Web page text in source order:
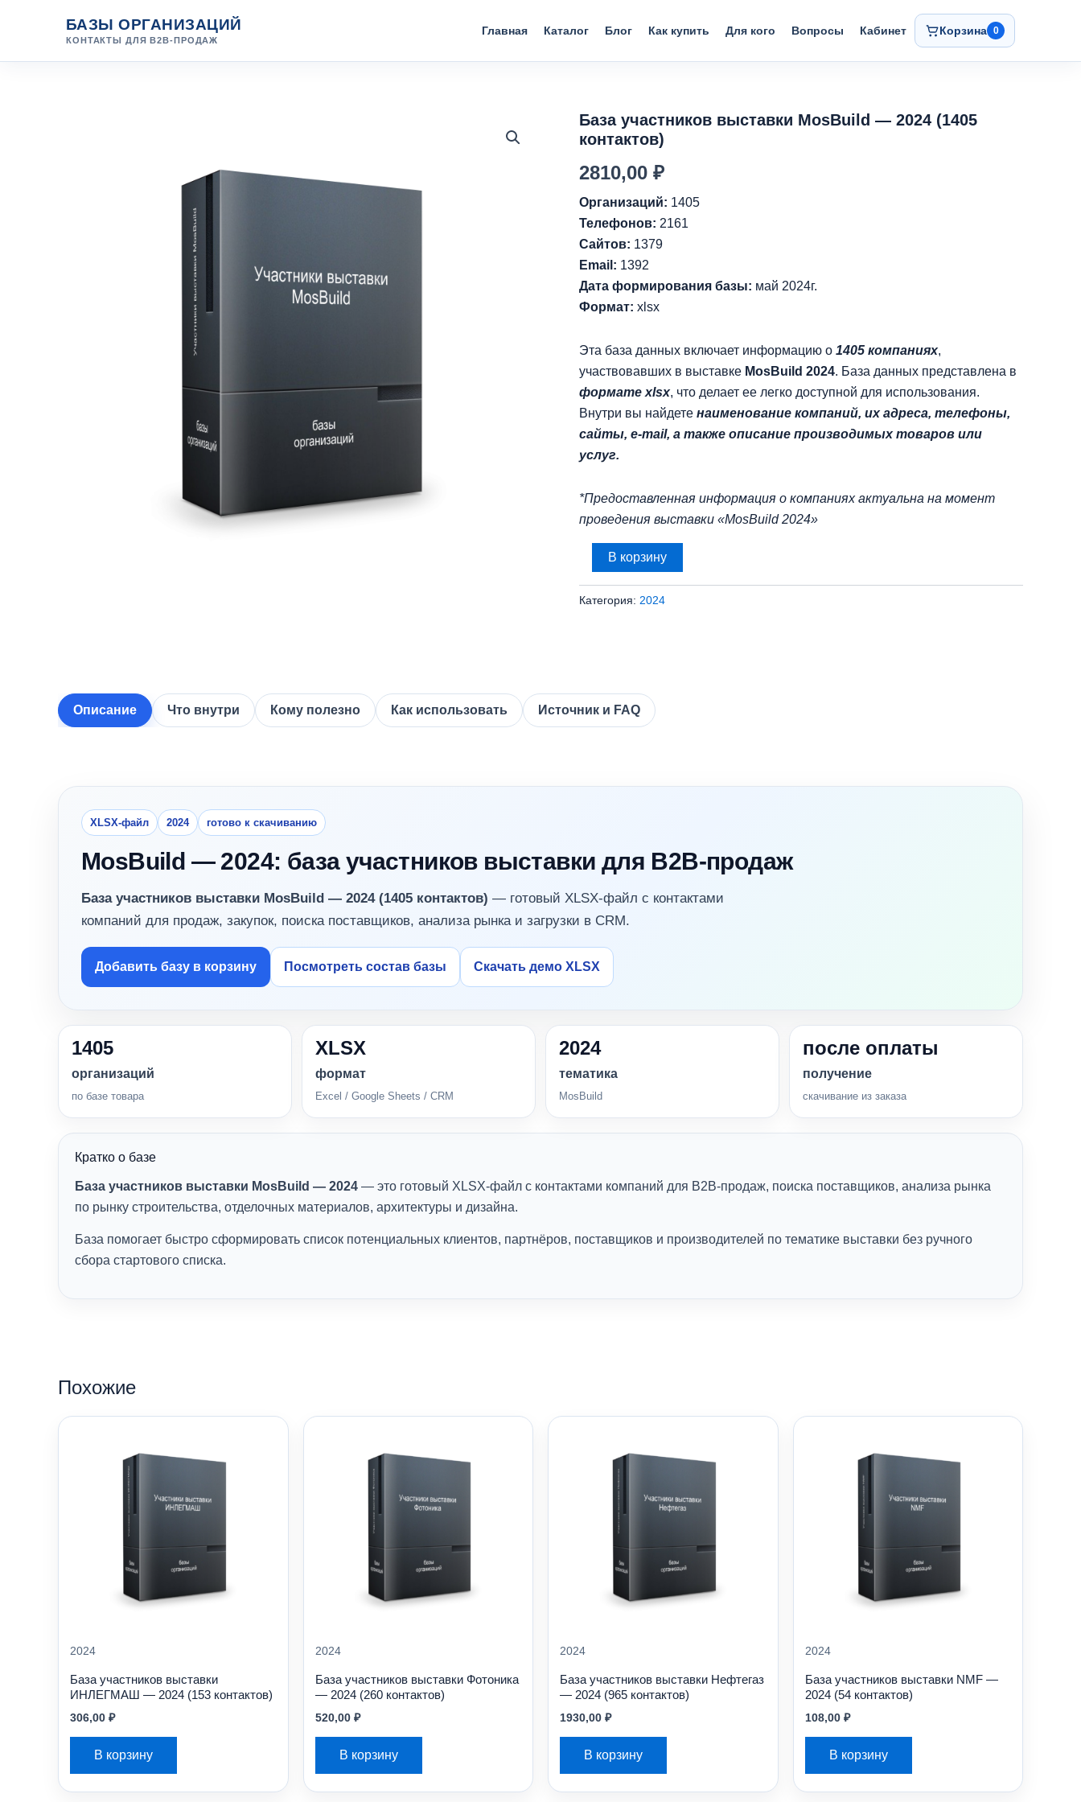
БАЗЫ ОРГАНИЗАЦИЙ
КОНТАКТЫ ДЛЯ B2B-ПРОДАЖ
Главная Каталог Блог Как купить Для кого Вопросы Кабинет Корзина 0
База участников выставки MosBuild — 2024 (1405
контактов)
2810,00 ₽
Организаций: 1405
Телефонов: 2161
Сайтов: 1379
Email: 1392
Дата формирования базы: май 2024г.
Формат: xlsx
Эта база данных включает информацию о 1405 компаниях,
участвовавших в выставке MosBuild 2024. База данных представлена в
формате xlsx, что делает ее легко доступной для использования.
Внутри вы найдете наименование компаний, их адреса, телефоны,
сайты, e-mail, а также описание производимых товаров или
услуг.
*Предоставленная информация о компаниях актуальна на момент
проведения выставки «MosBuild 2024»
Количество
База
участников
контактов)
В корзину
Категория: 2024
Описание Что внутри Кому полезно Как использовать Источник и FAQ
XLSX-файл 2024 готово к скачиванию
MosBuild — 2024: база участников выставки для B2B-продаж
База участников выставки MosBuild — 2024 (1405 контактов) — готовый XLSX-файл с контактами
компаний для продаж, закупок, поиска поставщиков, анализа рынка и загрузки в CRM.
Добавить базу в корзину Посмотреть состав базы Скачать демо XLSX
1405
организаций
по базе товара
XLSX
формат
Excel / Google Sheets / CRM
2024
тематика
MosBuild
после оплаты
получение
скачивание из заказа
Кратко о базе
База участников выставки MosBuild — 2024 — это готовый XLSX-файл с контактами компаний для B2B-продаж, поиска поставщиков, анализа рынка
по рынку строительства, отделочных материалов, архитектуры и дизайна.
База помогает быстро сформировать список потенциальных клиентов, партнёров, поставщиков и производителей по тематике выставки без ручного
сбора стартового списка.
Похожие
2024
База участников выставки
ИНЛЕГМАШ — 2024 (153 контактов)
306,00 ₽
В корзину
2024
База участников выставки Фотоника
— 2024 (260 контактов)
520,00 ₽
В корзину
2024
База участников выставки Нефтегаз
— 2024 (965 контактов)
1930,00 ₽
В корзину
2024
База участников выставки NMF —
2024 (54 контактов)
108,00 ₽
В корзину